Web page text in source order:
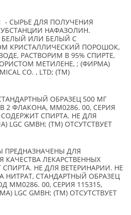
- СЫРЬЕ ДЛЯ ПОЛУЧЕНИЯ
НАФАЗОЛИН.
БЕЛЫЙ ИЛИ БЕЛЫЙ С
КРИСТАЛЛИЧЕСКИЙ ПОРОШОК,
РАСТВОРИМ В 95% СПИРТЕ,
МЕТИЛЕНЕ, ; (ФИРМА)
CO. , LTD; (TM)
ОБРАЗЕЦ 500 МГ
ФЛАКОНА, MM0286. 00, СЕРИЯ
СОДЕРЖИТ СПИРТА. НЕ ДЛЯ
GMBH; (TM) ОТСУТСТВУЕТ
ПРЕДНАЗНАЧЕНЫ ДЛЯ
КАЧЕСТВА ЛЕКАРСТВЕННЫХ
НЕ ДЛЯ ВЕТЕРИНАРИИ. НЕ
НИТРАТ, СТАНДАРТНЫЙ ОБРАЗЕЦ
MM0286. 00, СЕРИЯ 115315,
LGC GMBH; (TM) ОТСУТСТВУЕТ